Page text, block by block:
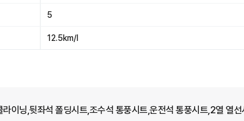
5
12.5km/l
이닝,뒷좌석 폴딩시트,조수석 통풍시트,운전석 통풍시트,2열 열선